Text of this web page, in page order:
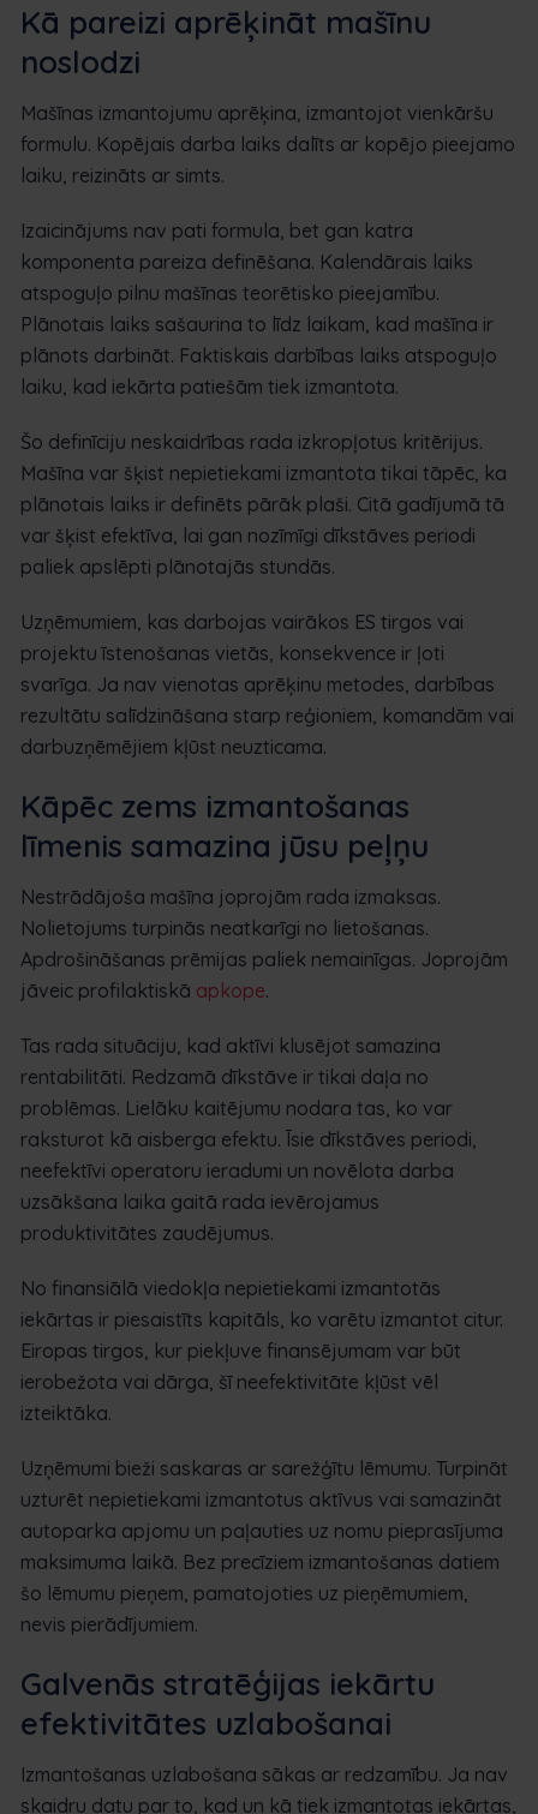
Kā pareizi aprēķināt mašīnu
noslodzi
Mašīnas izmantojumu aprēķina, izmantojot vienkāršu
formulu. Kopējais darba laiks dalīts ar kopējo pieejamo
laiku, reizināts ar simts.
Izaicinājums nav pati formula, bet gan katra
komponenta pareiza definēšana. Kalendārais laiks
atspoguļo pilnu mašīnas teorētisko pieejamību.
Plānotais laiks sašaurina to līdz laikam, kad mašīna ir
plānots darbināt. Faktiskais darbības laiks atspoguļo
laiku, kad iekārta patiešām tiek izmantota.
Šo definīciju neskaidrības rada izkropļotus kritērijus.
Mašīna var šķist nepietiekami izmantota tikai tāpēc, ka
plānotais laiks ir definēts pārāk plaši. Citā gadījumā tā
var šķist efektīva, lai gan nozīmīgi dīkstāves periodi
paliek apslēpti plānotajās stundās.
Uzņēmumiem, kas darbojas vairākos ES tirgos vai
projektu īstenošanas vietās, konsekvence ir ļoti
svarīga. Ja nav vienotas aprēķinu metodes, darbības
rezultātu salīdzināšana starp reģioniem, komandām vai
darbuzņēmējiem kļūst neuzticama.
Kāpēc zems izmantošanas
līmenis samazina jūsu peļņu
Nestrādājoša mašīna joprojām rada izmaksas.
Nolietojums turpinās neatkarīgi no lietošanas.
Apdrošināšanas prēmijas paliek nemainīgas. Joprojām
jāveic profilaktiskā apkope.
Tas rada situāciju, kad aktīvi klusējot samazina
rentabilitāti. Redzamā dīkstāve ir tikai daļa no
problēmas. Lielāku kaitējumu nodara tas, ko var
raksturot kā aisberga efektu. Īsie dīkstāves periodi,
neefektīvi operatoru ieradumi un novēlota darba
uzsākšana laika gaitā rada ievērojamus
produktivitātes zaudējumus.
No finansiālā viedokļa nepietiekami izmantotās
iekārtas ir piesaistīts kapitāls, ko varētu izmantot citur.
Eiropas tirgos, kur piekļuve finansējumam var būt
ierobežota vai dārga, šī neefektivitāte kļūst vēl
izteiktāka.
Uzņēmumi bieži saskaras ar sarežģītu lēmumu. Turpināt
uzturēt nepietiekami izmantotus aktīvus vai samazināt
autoparka apjomu un paļauties uz nomu pieprasījuma
maksimuma laikā. Bez precīziem izmantošanas datiem
šo lēmumu pieņem, pamatojoties uz pieņēmumiem,
nevis pierādījumiem.
Galvenās stratēģijas iekārtu
efektivitātes uzlabošanai
Izmantošanas uzlabošana sākas ar redzamību. Ja nav
skaidru datu par to, kad un kā tiek izmantotas iekārtas,